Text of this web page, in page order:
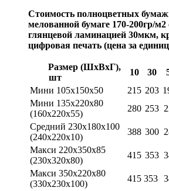
Стоимость полноцветных
мелованной бумаге 170-200гр/
глянцевой ламинацией 30мкм,
цифровая печать (цена за
Размер (ШхВхГ),
шт
10 30
Мини 105х150х50
215 203
Мини 135х220х80
(160х220х55)
280 253
Средний 230х180х100
(240х220х10)
388 300
Макси 220х350х85
(230х320х80)
415 353
Макси 350х220х80
(330х230х100)
415 353